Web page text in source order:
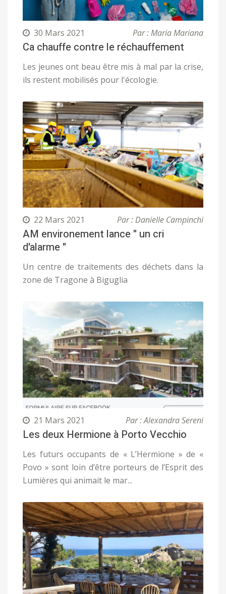
30 Mars 2021 Par : Maria Mariana
Ca chauffe contre le réchauffement
Les jeunes ont beau être mis à mal par la crise,
ils restent mobilisés pour l'écologie.
22 Mars 2021 Par : Danielle Campinchi
AM environement lance " un cri
d'alarme "
Un centre de traitements des déchets dans la
zone de Tragone à Biguglia
21 Mars 2021 Par : Alexandra Sereni
Les deux Hermione à Porto Vecchio
Les futurs occupants de « L’Hermione » de «
Povo » sont loin d’être porteurs de l’Esprit des
Lumières qui animait le mar...